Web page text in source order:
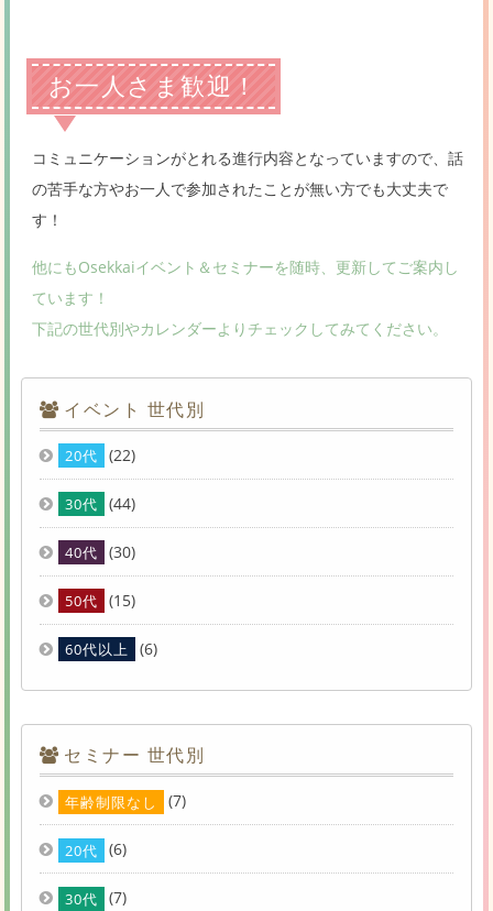
お一人さま歓迎！
コミュニケーションがとれる進行内容となっていますので、話
の苦手な方やお一人で参加されたことが無い方でも大丈夫で
す！
他にもOsekkaiイベント＆セミナーを随時、更新してご案内し
ています！
下記の世代別やカレンダーよりチェックしてみてください。
イベント 世代別
20代 (22)
30代 (44)
40代 (30)
50代 (15)
60代以上 (6)
セミナー 世代別
年齢制限なし (7)
20代 (6)
30代 (7)